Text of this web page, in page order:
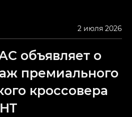
2 июля 2026
объявляет о
премиального
кроссовера